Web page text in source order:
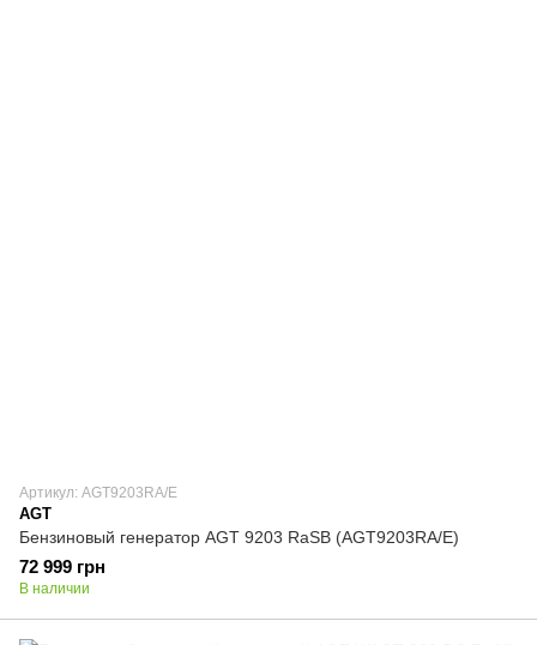
Артикул: AGT9203RA/E
AGT
Бензиновый генератор AGT 9203 RaSB (AGT9203RA/E)
72 999 грн
В наличии